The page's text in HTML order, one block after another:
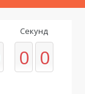
Секунд
0 0